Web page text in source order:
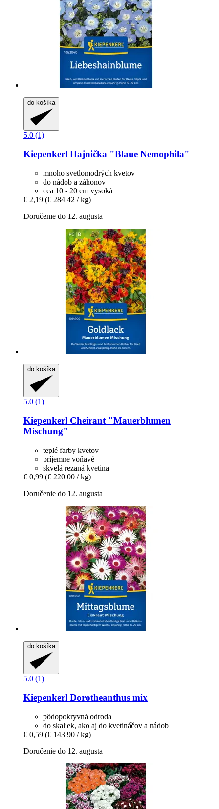
do košíka
5.0 (1)
Kiepenkerl Hajnička "Blaue Nemophila"
mnoho svetlomodrých kvetov
do nádob a záhonov
cca 10 - 20 cm vysoká
€ 2,19 (€ 284,42 / kg)
Doručenie do 12. augusta
do košíka
5.0 (1)
Kiepenkerl Cheirant "Mauerblumen
Mischung"
teplé farby kvetov
príjemne voňavé
skvelá rezaná kvetina
€ 0,99 (€ 220,00 / kg)
Doručenie do 12. augusta
do košíka
5.0 (1)
Kiepenkerl Dorotheanthus mix
pôdopokryvná odroda
do skaliek, ako aj do kvetináčov a nádob
€ 0,59 (€ 143,90 / kg)
Doručenie do 12. augusta